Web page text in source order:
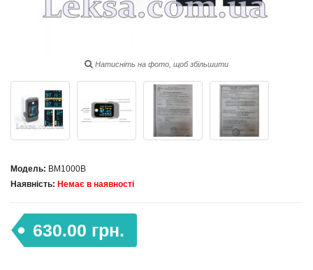
Натисніть на фото, щоб збільшити
Модель: BM1000В
Наявність: Немає в наявності
630.00 грн.